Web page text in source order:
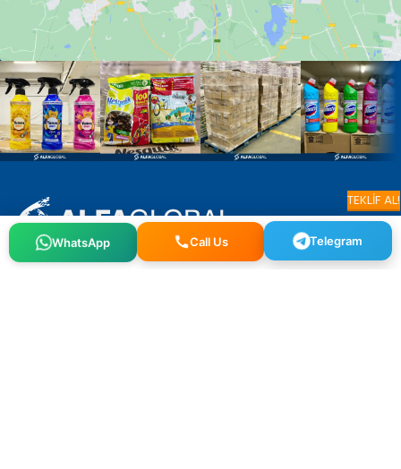
Osmangazi, 140. Sk. NO:2, 34522 Esenyurt/İstanbul
WhatsApp Call Us Telegram
TEKLİF AL!